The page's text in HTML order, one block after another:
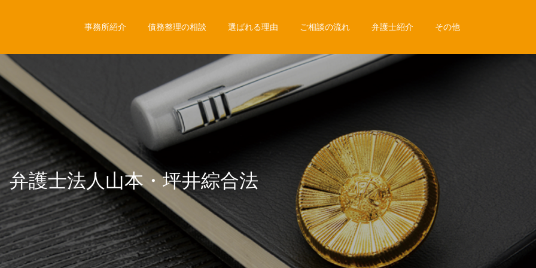
事務所紹介 債務整理の相談 選ばれる理由 ご相談の流れ 弁護士紹介 その他
士法人山本・坪井綜合法律事務
の
スタッ